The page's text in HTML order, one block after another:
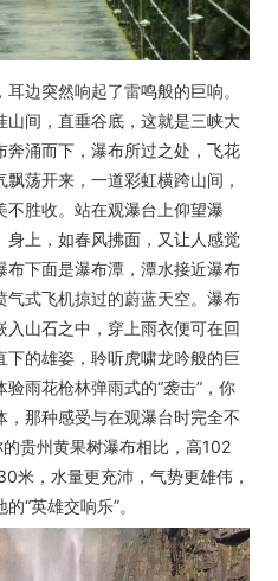
边突然响起了雷鸣般的巨响。
间，直垂谷底，这就是三峡大
涌而下，瀑布所过之处，飞花
荡开来，一道彩虹横跨山间，
胜收。站在观瀑台上仰望瀑
上，如春风拂面，又让人感觉
下面是瀑布潭，潭水接近瀑布
式飞机掠过的蔚蓝天空。瀑布
入山石之中，穿上雨衣便可在回
的雄姿，聆听虎啸龙吟般的巨
雨花枪林弹雨式的“袭击”，你
那种感受与在观瀑台时完全不
贵州黄果树瀑布相比，高102
米，水量更充沛，气势更雄伟，
“英雄交响乐”。